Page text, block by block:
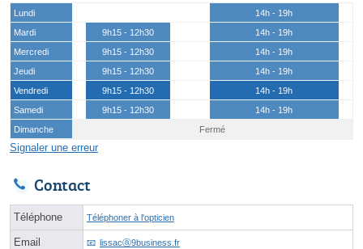
Lundi
14h - 19h
Mardi
9h15 - 12h30
14h - 19h
Mercredi
9h15 - 12h30
14h - 19h
Jeudi
9h15 - 12h30
14h - 19h
Vendredi
9h15 - 12h30
14h - 19h
Samedi
9h15 - 12h30
14h - 19h
Dimanche
Fermé
Signaler une erreur
Contact
Téléphone Téléphoner à l'opticien
Email lissacⓐ9business.fr